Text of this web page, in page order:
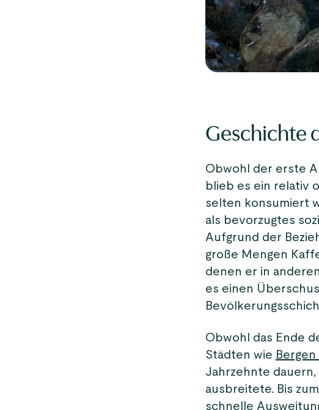
Geschichte
Obwohl der erste
blieb es ein relativ
selten konsumiert
als bevorzugtes
Aufgrund der
große Mengen
denen er in
es einen
Obwohl das Ende
Städten wie Bergen
Jahrzehnte
ausbreitete. Bis
schnelle